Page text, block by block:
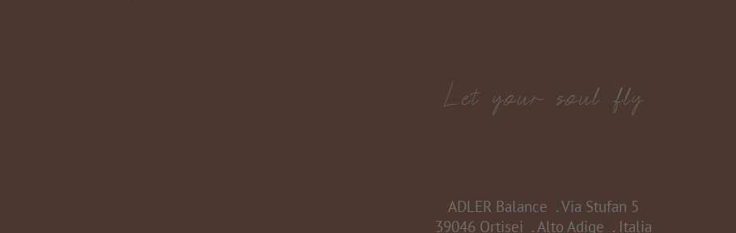
ADLER Balance .Via Stufan 5
39046 Ortisei .Alto Adige . Italia